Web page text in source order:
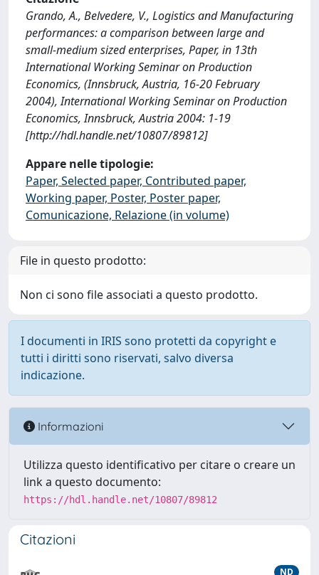
Grando, A., Belvedere, V., Logistics and Manufacturing
performances: a comparison between large and
small-medium sized enterprises, Paper, in 13th
International Working Seminar on Production
Economics, (Innsbruck, Austria, 16-20 February
2004), International Working Seminar on Production
Economics, Innsbruck, Austria 2004: 1-19
[http://hdl.handle.net/10807/89812]
Appare nelle tipologie:
Paper, Selected paper, Contributed paper,
Working paper, Poster, Poster paper,
Comunicazione, Relazione (in volume)
File in questo prodotto:
Non ci sono file associati a questo prodotto.
I documenti in IRIS sono protetti da copyright e
tutti i diritti sono riservati, salvo diversa
indicazione.
Informazioni
Utilizza questo identificativo per citare o creare un
link a questo documento:
https://hdl.handle.net/10807/89812
Citazioni
ND